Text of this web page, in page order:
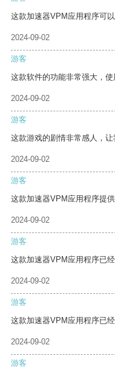
这款加速器VPM应用程序可
2024-09-02
游客
这款软件的功能非常强大，使
2024-09-02
游客
这款游戏的剧情非常感人，让
2024-09-02
游客
这款加速器VPM应用程序提
2024-09-02
游客
这款加速器VPM应用程序已
2024-09-02
游客
这款加速器VPM应用程序已
2024-09-02
游客